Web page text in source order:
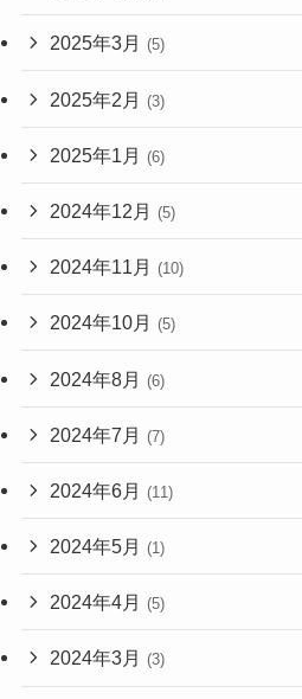
2025年3月 (5)
2025年2月 (3)
2025年1月 (6)
2024年12月 (5)
2024年11月 (10)
2024年10月 (5)
2024年8月 (6)
2024年7月 (7)
2024年6月 (11)
2024年5月 (1)
2024年4月 (5)
2024年3月 (3)